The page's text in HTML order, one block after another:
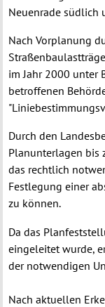
Neuenrade südlich
Nach Vorplanung
im Jahr 2000 unter
betroffenen
Durch den
Planunterlagen bis
das rechtlich
Festlegung einer
zu können.
Da das
eingeleitet wurde,
der notwendigen
Nach aktuellen